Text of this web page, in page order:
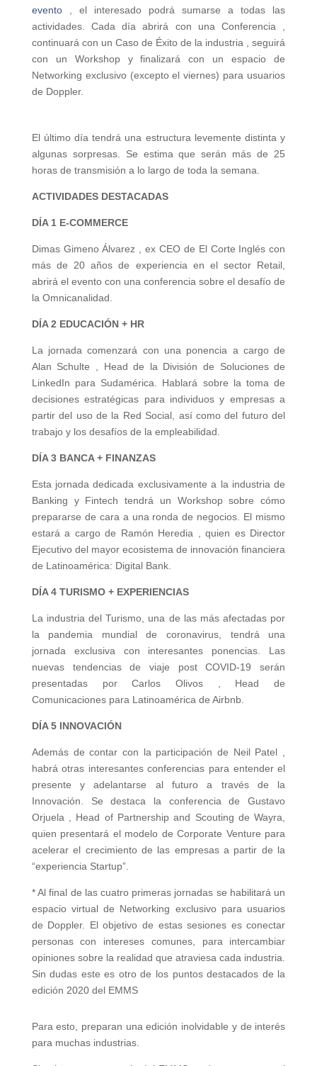
evento, el interesado podrá sumarse a todas las
actividades. Cada día abrirá con una Conferencia ,
continuará con un Caso de Éxito de la industria , seguirá
con un Workshop y finalizará con un espacio de
Networking exclusivo (excepto el viernes) para usuarios
de Doppler.
El último día tendrá una estructura levemente distinta y
algunas sorpresas. Se estima que serán más de 25
horas de transmisión a lo largo de toda la semana.
ACTIVIDADES DESTACADAS
DÍA 1 E-COMMERCE
Dimas Gimeno Álvarez , ex CEO de El Corte Inglés con
más de 20 años de experiencia en el sector Retail,
abrirá el evento con una conferencia sobre el desafío de
la Omnicanalidad.
DÍA 2 EDUCACIÓN + HR
La jornada comenzará con una ponencia a cargo de
Alan Schulte , Head de la División de Soluciones de
LinkedIn para Sudamérica. Hablará sobre la toma de
decisiones estratégicas para individuos y empresas a
partir del uso de la Red Social, así como del futuro del
trabajo y los desafíos de la empleabilidad.
DÍA 3 BANCA + FINANZAS
Esta jornada dedicada exclusivamente a la industria de
Banking y Fintech tendrá un Workshop sobre cómo
prepararse de cara a una ronda de negocios. El mismo
estará a cargo de Ramón Heredia , quien es Director
Ejecutivo del mayor ecosistema de innovación financiera
de Latinoamérica: Digital Bank.
DÍA 4 TURISMO + EXPERIENCIAS
La industria del Turismo, una de las más afectadas por
la pandemia mundial de coronavirus, tendrá una
jornada exclusiva con interesantes ponencias. Las
nuevas tendencias de viaje post COVID-19 serán
presentadas por Carlos Olivos , Head de
Comunicaciones para Latinoamérica de Airbnb.
DÍA 5 INNOVACIÓN
Además de contar con la participación de Neil Patel ,
habrá otras interesantes conferencias para entender el
presente y adelantarse al futuro a través de la
Innovación. Se destaca la conferencia de Gustavo
Orjuela , Head of Partnership and Scouting de Wayra,
quien presentará el modelo de Corporate Venture para
acelerar el crecimiento de las empresas a partir de la
“experiencia Startup”.
* Al final de las cuatro primeras jornadas se habilitará un
espacio virtual de Networking exclusivo para usuarios
de Doppler. El objetivo de estas sesiones es conectar
personas con intereses comunes, para intercambiar
opiniones sobre la realidad que atraviesa cada industria.
Sin dudas este es otro de los puntos destacados de la
edición 2020 del EMMS
Para esto, preparan una edición inolvidable y de interés
para muchas industrias.